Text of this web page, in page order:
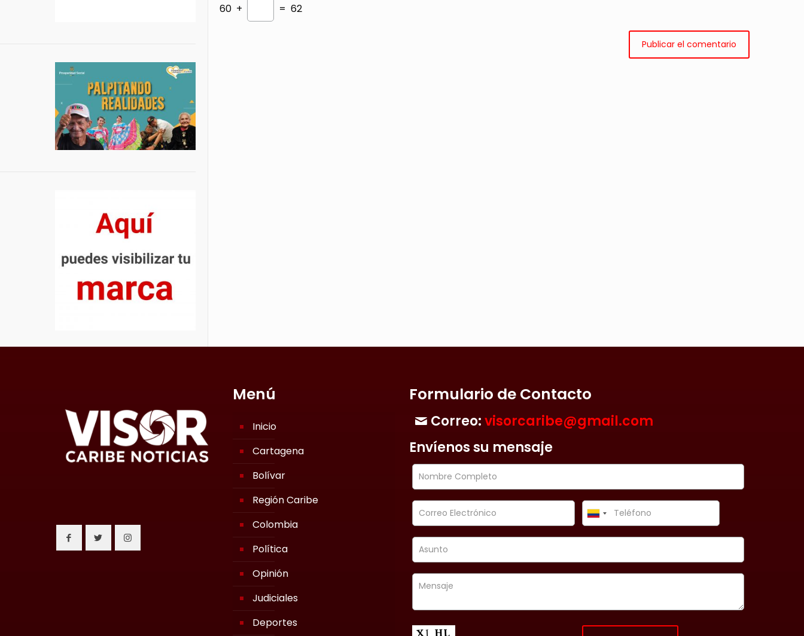
60 +
= 62
Menú
Inicio
Cartagena
Bolívar
Región Caribe
Colombia
Política
Opinión
Judiciales
Deportes
Formulario de Contacto
Correo:visorcaribe@gmail.com
Envíenos su mensaje